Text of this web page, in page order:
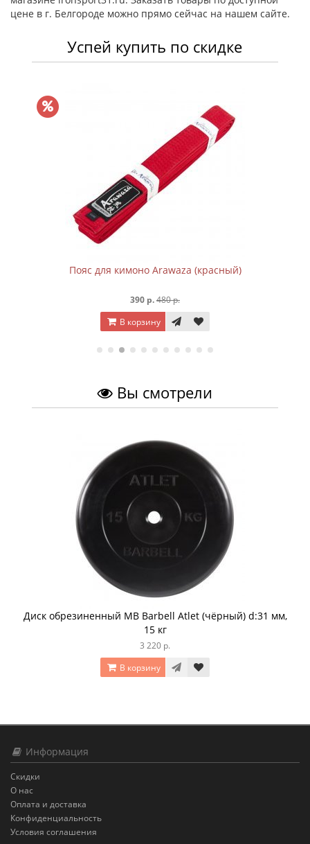
цене в г. Белгороде можно прямо сейчас на нашем сайте.
Успей купить по скидке
Пояс для кимоно Arawaza (красный)
390 р.480 р.
В корзину
Вы смотрели
Диск обрезиненный MB Barbell Atlet (чёрный) d:31 мм,
15 кг
3 220 р.
В корзину
Информация
Скидки
О нас
Оплата и доставка
Конфиденциальность
Условия соглашения